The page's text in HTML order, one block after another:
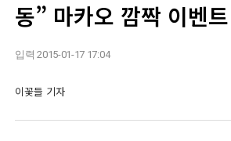
동” 마카오 깜짝 이벤
입력 2015-01-17 17:04
이꽃들 기자